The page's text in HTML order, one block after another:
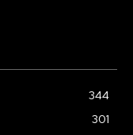
344
301